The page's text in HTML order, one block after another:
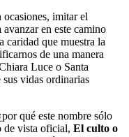
ocasiones, imitar el
en este camino
caridad que muestra la
de una manera
Luce o Santa
vidas ordinarias
qué este nombre sólo
de vista oficial, El culto o